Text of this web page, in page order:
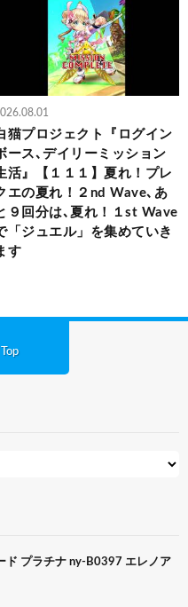
猫プロジェクト『ログイン
ース､デイリーミッション
活』【１１１】夏れ！プレ
エの夏れ！２nd Wave､あ
９回分は､夏れ！１st Wave
「ジュエル」を集めていき
す
ド プラチナ ny-B0397 エレノア